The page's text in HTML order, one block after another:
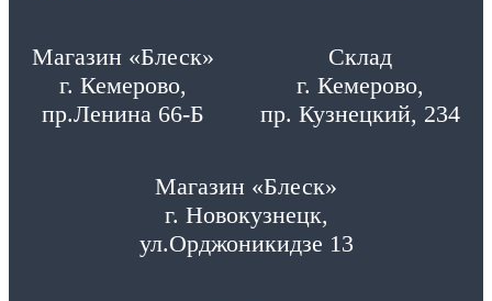
Магазин «Блеск»
г. Кемерово,
пр.Ленина 66-Б
Склад
г. Кемерово,
пр. Кузнецкий, 234
Магазин «Блеск»
г. Новокузнецк,
ул.Орджоникидзе 13